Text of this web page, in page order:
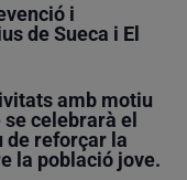
i
de Sueca i El
amb motiu
se celebrarà el
de reforçar la
la població jove.